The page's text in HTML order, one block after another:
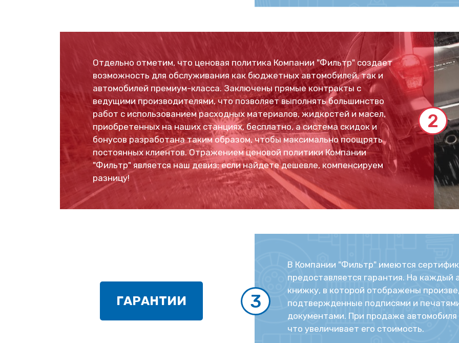
Отдельно отметим, что ценовая политика Компании "Фильтр" создает
возможность для обслуживания как бюджетных автомобилей, так и
автомобилей премиум-класса. Заключены прямые контракты с
ведущими производителями, что позволяет выполнять большинство
работ с использованием расходных материалов, жидкостей и масел,
приобретенных на наших станциях, бесплатно, а система скидок и
бонусов разработана таким образом, чтобы максимально поощрять
постоянных клиентов. Отражением ценовой политики Компании
"Фильтр" является наш девиз: если найдете дешевле, компенсируем
разницу!
2
ГАРАНТИИ 3
В Компании "Фильтр" имеются
предоставляется гарантия. На каждый
книжку, в которой отображены
подтвержденные подписями и
документами. При продаже
что увеличивает его стоимость.